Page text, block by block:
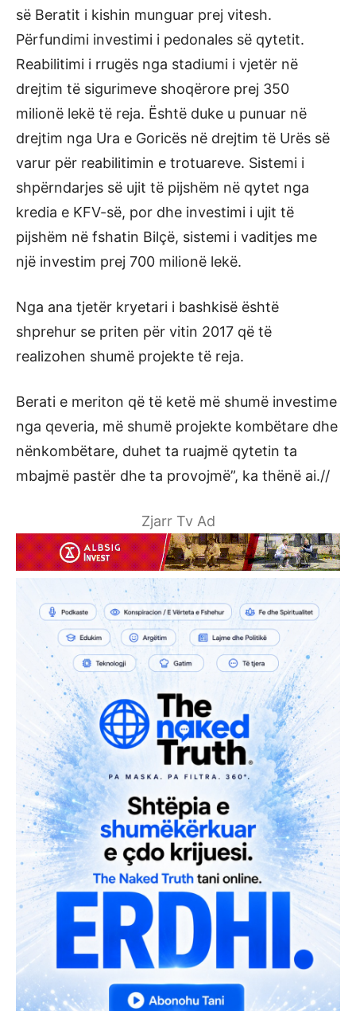
së Beratit i kishin munguar prej vitesh.
Përfundimi investimi i pedonales së qytetit.
Reabilitimi i rrugës nga stadiumi i vjetër në
drejtim të sigurimeve shoqërore prej 350
milionë lekë të reja. Është duke u punuar në
drejtim nga Ura e Goricës në drejtim të Urës së
varur për reabilitimin e trotuareve. Sistemi i
shpërndarjes së ujit të pijshëm në qytet nga
kredia e KFV-së, por dhe investimi i ujit të
pijshëm në fshatin Bilçë, sistemi i vaditjes me
një investim prej 700 milionë lekë.
Nga ana tjetër kryetari i bashkisë është
shprehur se priten për vitin 2017 që të
realizohen shumë projekte të reja.
Berati e meriton që të ketë më shumë investime
nga qeveria, më shumë projekte kombëtare dhe
nënkombëtare, duhet ta ruajmë qytetin ta
mbajmë pastër dhe ta provojmë”, ka thënë ai.//
Zjarr Tv Ad